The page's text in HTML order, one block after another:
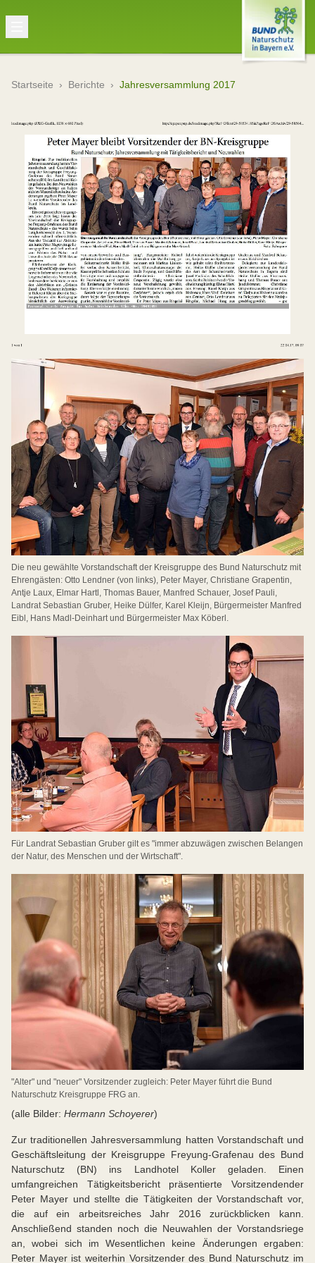
Startseite › Berichte › Jahresversammlung 2017
Die neu gewählte Vorstandschaft der Kreisgruppe des Bund Naturschutz mit
Ehrengästen: Otto Lendner (von links), Peter Mayer, Christiane Grapentin,
Antje Laux, Elmar Hartl, Thomas Bauer, Manfred Schauer, Josef Pauli,
Landrat Sebastian Gruber, Heike Dülfer, Karel Kleijn, Bürgermeister Manfred
Eibl, Hans Madl-Deinhart und Bürgermeister Max Köberl.
Für Landrat Sebastian Gruber gilt es "immer abzuwägen zwischen Belangen
der Natur, des Menschen und der Wirtschaft".
"Alter" und "neuer" Vorsitzender zugleich: Peter Mayer führt die Bund
Naturschutz Kreisgruppe FRG an.
(alle Bilder: Hermann Schoyerer)
Zur traditionellen Jahresversammlung hatten Vorstandschaft und
Geschäftsleitung der Kreisgruppe Freyung-Grafenau des Bund
Naturschutz (BN) ins Landhotel Koller geladen. Einen
umfangreichen Tätigkeitsbericht präsentierte Vorsitzendender
Peter Mayer und stellte die Tätigkeiten der Vorstandschaft vor,
die auf ein arbeitsreiches Jahr 2016 zurückblicken kann.
Anschließend standen noch die Neuwahlen der Vorstandsriege
an, wobei sich im Wesentlichen keine Änderungen ergaben:
Peter Mayer ist weiterhin Vorsitzender des Bund Naturschutz im